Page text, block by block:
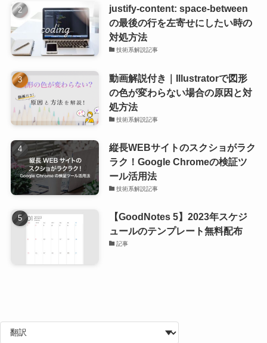
justify-content: space-between
の最後の行を左寄せにしたい時の
対処方法
技術系解説記事
動画解説付き｜Illustratorで図形
の色が変わらない場合の原因と対
処方法
技術系解説記事
縦長WEBサイトのスクショがラク
ラク！Google Chromeの検証ツ
ール活用法
技術系解説記事
【GoodNotes 5】2023年スケジ
ュールのテンプレート無料配布
記事